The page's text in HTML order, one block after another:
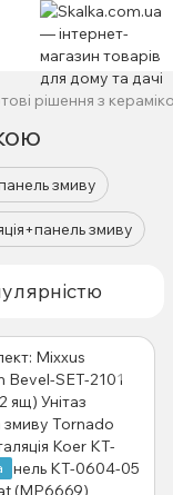
рішення з
змиву
змиву